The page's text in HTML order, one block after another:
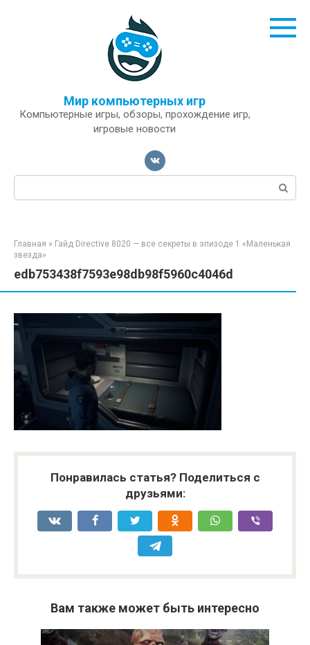
Мир компьютерных игр
Компьютерные игры, обзоры, прохождение игр,
игровые новости
Поиск:
Главная » Гайд Directive 8020 — все секреты в эпизоде 1 «Маленькая
звезда»
edb753438f7593e98db98f5960c4046d
Понравилась статья? Поделиться с
друзьями:
Вам также может быть интересно